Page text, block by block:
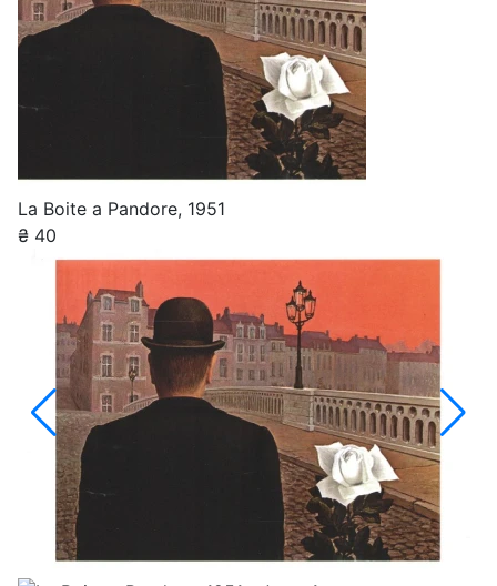
La Boite a Pandore, 1951
₴ 40